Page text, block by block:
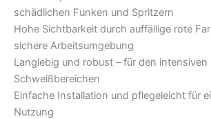
schädlichen Funken und Spritzern
Hohe Sichtbarkeit durch auffällige rote
sichere Arbeitsumgebung
Langlebig und robust – für den intensiven
Schweißbereichen
Einfache Installation und pflegeleicht für
Nutzung